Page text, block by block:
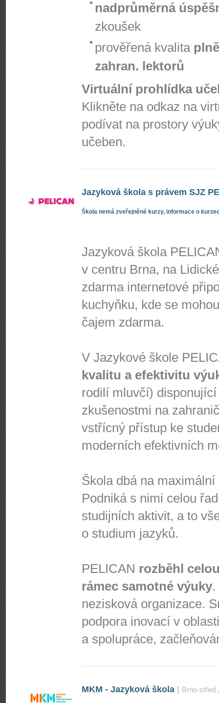
nadprůměrná
zkoušek
prověřená kvalita
zahran. lektorů
Virtuální prohlídka
Klikněte na odkaz na
podívat na prostory
učeben.
Jazyková škola s právem SJZ
Škola nemá zveřejněné kurzy, informace o
Jazyková škola
v centru Brna, na
zdarma internetové
kuchyňku, kde se
čajem zdarma.
V Jazykové škole
kvalitu a efektivitu
rodilí mluvčí)
zkušenostmi na
vstřícný přístup ke
moderních efektivních
Škola dbá na
Podniká s nimi celou
studijních aktivit, a to
o studium jazyků.
PELICAN rozběhl
rámec samotné výuky
nezisková organizace.
podpora inovací v
a spolupráce,
MKM - Jazyková škola Brno-střed